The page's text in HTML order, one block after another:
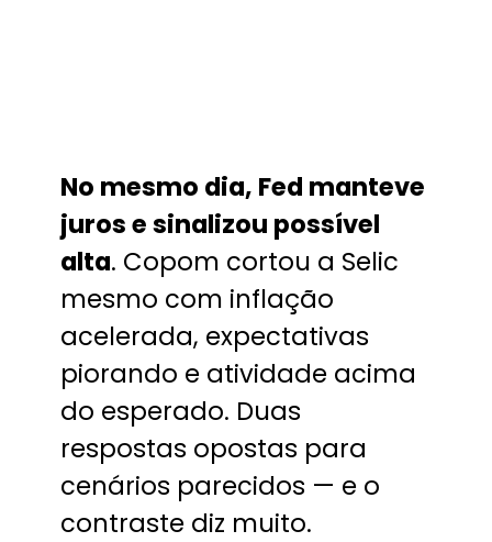
No mesmo dia, Fed manteve
juros e sinalizou possível
alta. Copom cortou a Selic
mesmo com inflação
acelerada, expectativas
piorando e atividade acima
do esperado. Duas
respostas opostas para
cenários parecidos — e o
contraste diz muito.